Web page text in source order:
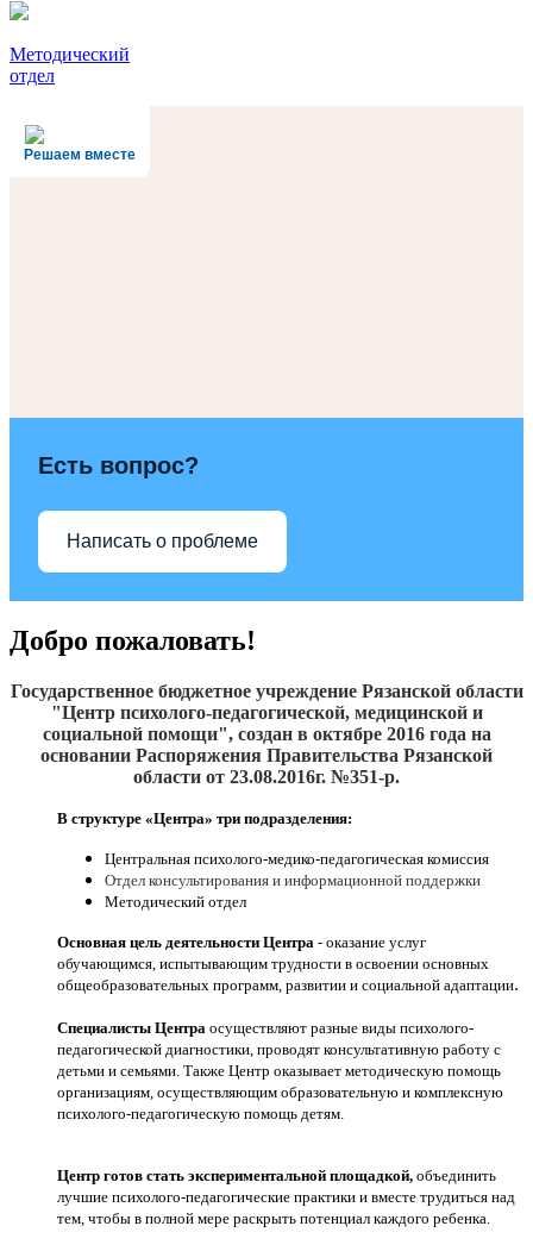
Методический
отдел
Решаем вместе
Есть вопрос?
Написать о проблеме
Добро пожаловать!
Государственное бюджетное учреждение Рязанской области
"Центр психолого-педагогической, медицинской и
социальной помощи", создан в октябре 2016года на
основании Распоряжения Правительства Рязанской
области от 23.08.2016г. №351-р.
В структуре «Центра» три подразделения:
Центральная психолого-медико-педагогическая комиссия
Отдел консультирования и информационной поддержки
Методический отдел
Основная цель деятельности Центра - оказание услуг
обучающимся, испытывающим трудности в освоении основных
общеобразовательных программ, развитии и социальной адаптации.
Специалисты Центра осуществляют разные виды психолого-
педагогической диагностики, проводят консультативную работу с
детьми и семьями. Также Центр оказывает методическую помощь
организациям, осуществляющим образовательную и комплексную
психолого-педагогическую помощь детям.
Центр готов стать экспериментальной площадкой, объединить
лучшие психолого-педагогические практики и вместе трудиться над
тем, чтобы в полной мере раскрыть потенциал каждого ребенка.